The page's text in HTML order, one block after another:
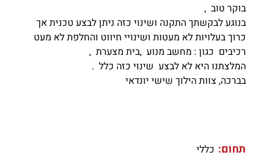
בוקר טוב ,
בנוגע לבקשתך התקנה ושינוי כזה ניתן לבצע טכנית אך
כרוך בעלויות לא מעטות ושינויי חיווט והחלפת לא מעט
רכיבים כגון : מחשב מנוע ,בית מצערת ,
המלצתנו היא לא לבצע שינוי כזה כלל .
בברכה, צוות הילוך שישי יונדאי
תחום: כללי